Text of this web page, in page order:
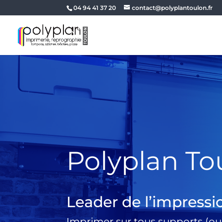
04 94 41 37 20 contact@polyplantoulon.fr
Polyplan
Leader de